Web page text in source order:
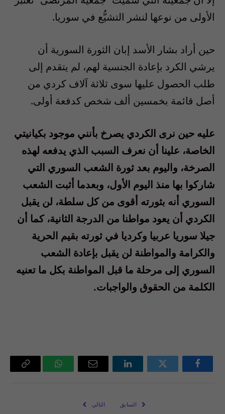
الأولى من نوعها لنشر التشيُّع في سوريا.
حين أراد بشار الأسد إبان الثورة السورية أن
يرشي الكرد بإعادة الجنسية لهم، لم يتقدم إلى
طلب الحصول عليها سوى ثلاثة آلاف كردي من
أصل قائمة بخمسين ألف شخص كدفعة أولى.
عليه حين نرى الكردي يصرخ بأنني موجود بكيانيتي
الخاصة، علينا أن نعرف السبب الذي يدفعه لهذه
الصرخة، واليوم بعد ثورة الشعب السوري التي
شاركوا بها منذ اليوم الأول، وبعدما أثبت الشعب
السوري أنه بثورته أقوى من كل سلطة، لن يقبل
الكردي أن يعود مواطنا من الدرجة الثانية، كما أن
جيلا سوريا عربيا وكرديا في ثورته بقيم الحرية
والكرامة والمواطنة لن يقبل بإعادة الشعب
السوري إلى مرحلة ما قبل المواطنة بكل ما تعنيه
الكلمة من الحقوق والواجبات.
فيسبوك تويتر لينكدإن
البريد
واتساب Copy
السابق التالي